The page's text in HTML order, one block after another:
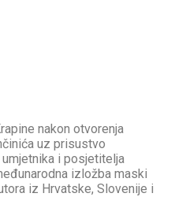
nakon otvorenja
uz prisustvo
i posjetitelja
izložba maski
iz Hrvatske, Slovenije i